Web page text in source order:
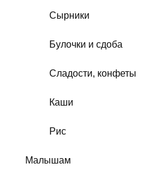
Сырники
Булочки и сдоба
Сладости, конфеты
Каши
Рис
Малышам